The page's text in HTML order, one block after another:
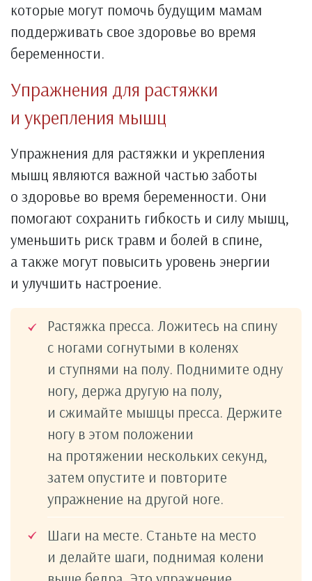
которые могут помочь будущим мамам
поддерживать свое здоровье во время
беременности.
Упражнения для растяжки
и укрепления мышц
Упражнения для растяжки и укрепления
мышц являются важной частью заботы
о здоровье во время беременности. Они
помогают сохранить гибкость и силу мышц,
уменьшить риск травм и болей в спине,
а также могут повысить уровень энергии
и улучшить настроение.
Растяжка пресса. Ложитесь на спину
с ногами согнутыми в коленях
и ступнями на полу. Поднимите одну
ногу, держа другую на полу,
и сжимайте мышцы пресса. Держите
ногу в этом положении
на протяжении нескольких секунд,
затем опустите и повторите
упражнение на другой ноге.
Шаги на месте. Станьте на место
и делайте шаги, поднимая колени